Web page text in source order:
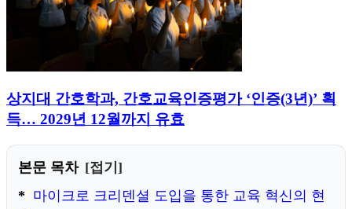
상지대 간호학과, 간호교육인증평가 ‘인증(3년)’ 획
득… 2029년 12월까지 유효
본문 목차
접기
마이크로 크리덴셜 도입을 통한 교육 혁신의 현